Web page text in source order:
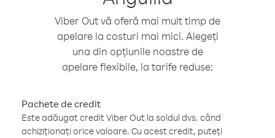
Viber Out vă oferă mai mult timp de
apelare la costuri mai mici. Alegeți
una din opțiunile noastre de
apelare flexibile, la tarife reduse:
Pachete de credit
Este adăugat credit Viber Out la soldul dvs. când
achiziționați orice valoare. Cu acest credit, puteți